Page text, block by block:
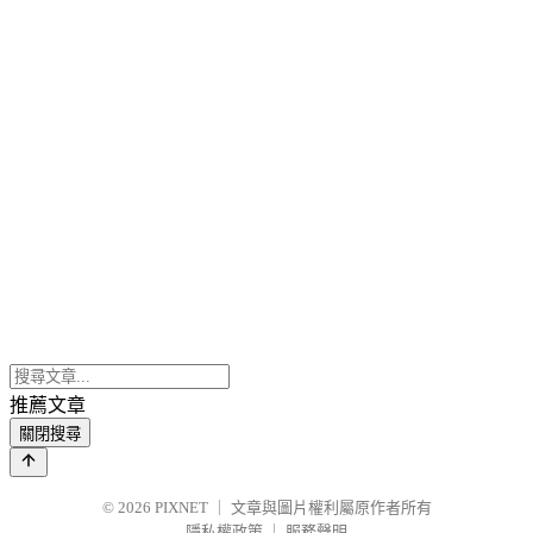
推薦文章
關閉搜尋
© 2026 PIXNET
文章與圖片權利屬原作者所有